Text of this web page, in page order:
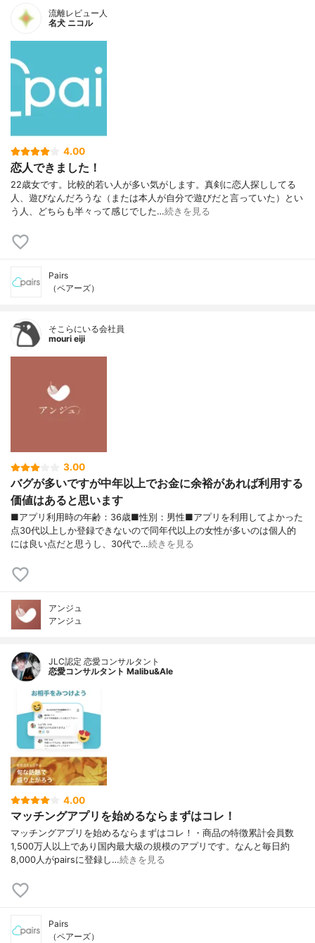
流離レビュー人
名犬 ニコル
4.00
恋人できました！
22歳女です。比較的若い人が多い気がします。真剣に恋人探ししてる
人、遊びなんだろうな（または本人が自分で遊びだと言っていた）とい
う人、どちらも半々って感じでした…続きを見る
Pairs
（ペアーズ）
そこらにいる会社員
mouri eiji
3.00
バグが多いですが中年以上でお金に余裕があれば利用する
価値はあると思います
■アプリ利用時の年齢：36歳■性別：男性■アプリを利用してよかった
点30代以上しか登録できないので同年代以上の女性が多いのは個人的
には良い点だと思うし、30代で…続きを見る
アンジュ
アンジュ
JLC認定 恋愛コンサルタント
恋愛コンサルタント Malibu&Ale
4.00
マッチングアプリを始めるならまずはコレ！
マッチングアプリを始めるならまずはコレ！・商品の特徴累計会員数
1,500万人以上であり国内最大級の規模のアプリです。なんと毎日約
8,000人がpairsに登録し…続きを見る
Pairs
（ペアーズ）